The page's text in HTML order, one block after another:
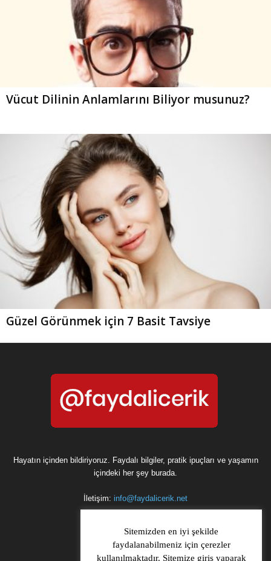
Vücut Dilinin Anlamlarını Biliyor musunuz?
Güzel Görünmek için 7 Basit Tavsiye
Hayatın içinden bildiriyoruz. Faydalı bilgiler, pratik ipuçları ve yaşamın
içindeki her şey burada.
İletişim: info@faydalicerik.net
Sitemizden en iyi şekilde
faydalanabilmeniz için çerezler
kullanılmaktadır. Sitemize giriş yaparak